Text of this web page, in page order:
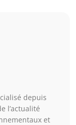
depuis
l’actualité
et